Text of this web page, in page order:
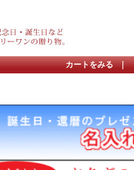
カートをみる ｜